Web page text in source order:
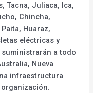
Tacna, Juliaca, Ica,
Chincha,
Huaraz,
eléctricas y
a todo
Nueva
infraestructura